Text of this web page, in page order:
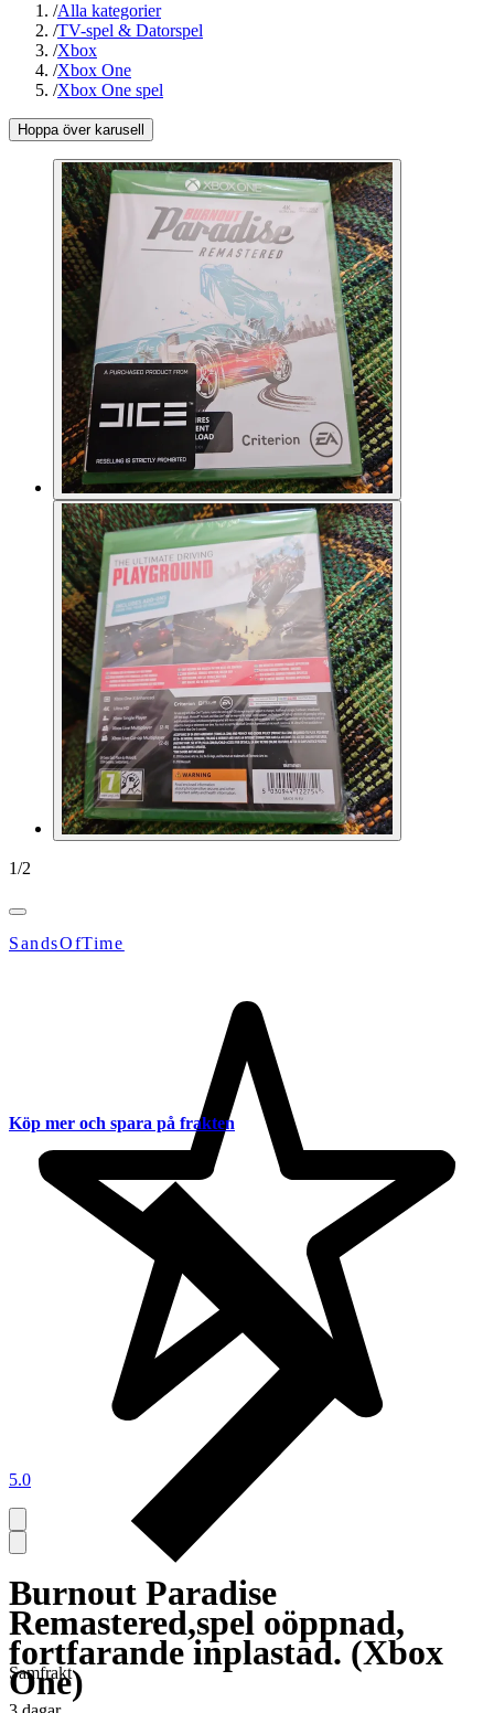
/Alla kategorier
/TV-spel & Datorspel
/Xbox
/Xbox One
/Xbox One spel
Hoppa över karusell
1/2
SandsOfTime
5.0
Burnout Paradise
Remastered,spel oöppnad,
fortfarande inplastad. (Xbox
One)
Köp mer och spara på frakten
Samfrakt